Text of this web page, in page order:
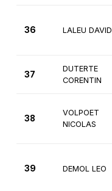
36 LALEU DAVID
37
DUTERTE
CORENTIN
38
VOLPOET
NICOLAS
39 DEMOL LEO